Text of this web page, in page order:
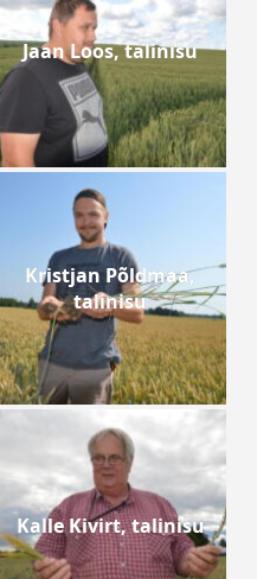
Jaan Loos, talinisu
Kristjan Põldmaa,
talinisu
Kalle Kivirt, talinisu